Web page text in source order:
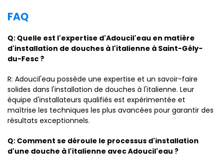
FAQ
Q: Quelle est l'expertise d'Adoucil'eau en matière
d'installation de douches à l'italienne à Saint-Gély-
du-Fesc ?
R: Adoucil'eau possède une expertise et un savoir-faire
solides dans l'installation de douches à l'italienne. Leur
équipe d'installateurs qualifiés est expérimentée et
maîtrise les techniques les plus avancées pour garantir des
résultats exceptionnels.
Q: Comment se déroule le processus d'installation
d'une douche à l'italienne avec Adoucil'eau ?